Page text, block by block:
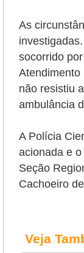
As
socorrido
Atendimento
não resistiu
ambulância
A Polícia
acionada e
Seção
Cachoeiro
Veja